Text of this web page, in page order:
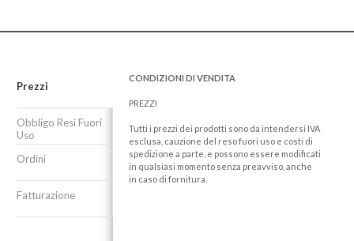
Prezzi
Obbligo Resi Fuori
Uso
Ordini
Fatturazione
CONDIZIONI DI VENDITA
PREZZI
Tutti i prezzi dei prodotti sono da intendersi IVA
esclusa, cauzione del reso fuori uso e costi di
spedizione a parte, e possono essere modificati
in qualsiasi momento senza preavviso, anche
in caso di fornitura.